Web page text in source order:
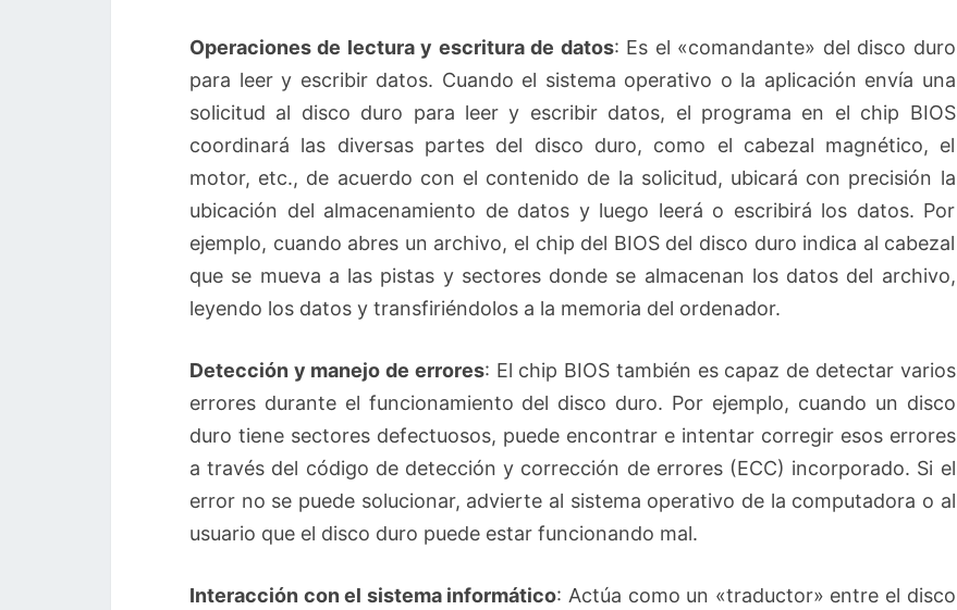
Operaciones de lectura y escritura de datos: Es el «comandante» del disco duro
para leer y escribir datos. Cuando el sistema operativo o la aplicación envía una
solicitud al disco duro para leer y escribir datos, el programa en el chip BIOS
coordinará las diversas partes del disco duro, como el cabezal magnético, el
motor, etc., de acuerdo con el contenido de la solicitud, ubicará con precisión la
ubicación del almacenamiento de datos y luego leerá o escribirá los datos. Por
ejemplo, cuando abres un archivo, el chip del BIOS del disco duro indica al cabezal
que se mueva a las pistas y sectores donde se almacenan los datos del archivo,
leyendo los datos y transfiriéndolos a la memoria del ordenador.
Detección y manejo de errores: El chip BIOS también es capaz de detectar varios
errores durante el funcionamiento del disco duro. Por ejemplo, cuando un disco
duro tiene sectores defectuosos, puede encontrar e intentar corregir esos errores
a través del código de detección y corrección de errores (ECC) incorporado. Si el
error no se puede solucionar, advierte al sistema operativo de la computadora o al
usuario que el disco duro puede estar funcionando mal.
Interacción con el sistema informático: Actúa como un «traductor» entre el disco